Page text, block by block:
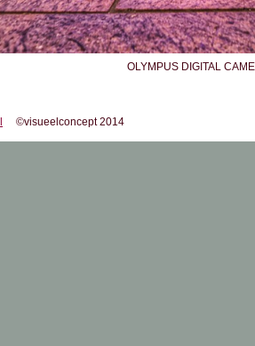
OLYMPUS DIGITAL
©visueelconcept 2014